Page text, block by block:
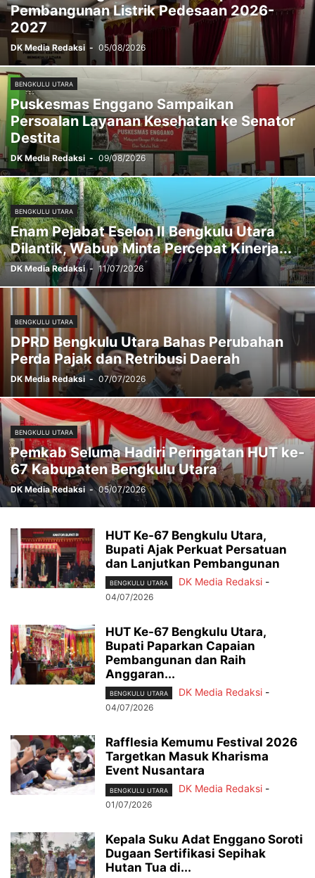
POLITIK REJANG LEBONG SELUMA STUNTING TEDDY RAHMAN
TEKNOLOGI WISATA
Pembangunan Listrik Pedesaan 2026-
2027
DK Media Redaksi - 05/08/2026
BENGKULU UTARA
Puskesmas Enggano Sampaikan
Persoalan Layanan Kesehatan ke Senator
Destita
DK Media Redaksi - 09/08/2026
BENGKULU UTARA
Enam Pejabat Eselon II Bengkulu Utara
Dilantik, Wabup Minta Percepat Kinerja...
DK Media Redaksi - 11/07/2026
BENGKULU UTARA
DPRD Bengkulu Utara Bahas Perubahan
Perda Pajak dan Retribusi Daerah
DK Media Redaksi - 07/07/2026
BENGKULU UTARA
Pemkab Seluma Hadiri Peringatan HUT ke-
67 Kabupaten Bengkulu Utara
DK Media Redaksi - 05/07/2026
HUT Ke-67 Bengkulu Utara,
Bupati Ajak Perkuat Persatuan
dan Lanjutkan Pembangunan
BENGKULU UTARA DK Media Redaksi -
04/07/2026
HUT Ke-67 Bengkulu Utara,
Bupati Paparkan Capaian
Pembangunan dan Raih
Anggaran...
BENGKULU UTARA DK Media Redaksi -
04/07/2026
Rafflesia Kemumu Festival 2026
Targetkan Masuk Kharisma
Event Nusantara
BENGKULU UTARA DK Media Redaksi -
01/07/2026
Kepala Suku Adat Enggano Soroti
Dugaan Sertifikasi Sepihak
Hutan Tua di...